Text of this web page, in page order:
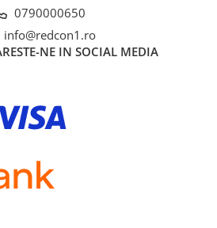
0790000650
info@redcon1.ro
NE IN SOCIAL MEDIA